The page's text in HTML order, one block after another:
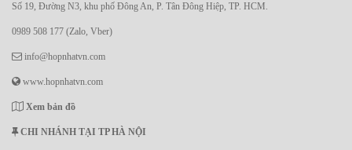
Số 19, Đường N3, khu phố Đông An, P. Tân Đông Hiệp, TP. HCM.
0989 508 177 (Zalo, Vber)
info@hopnhatvn.com
www.hopnhatvn.com
Xem bản đồ
CHI NHÁNH TẠI TP HÀ NỘI